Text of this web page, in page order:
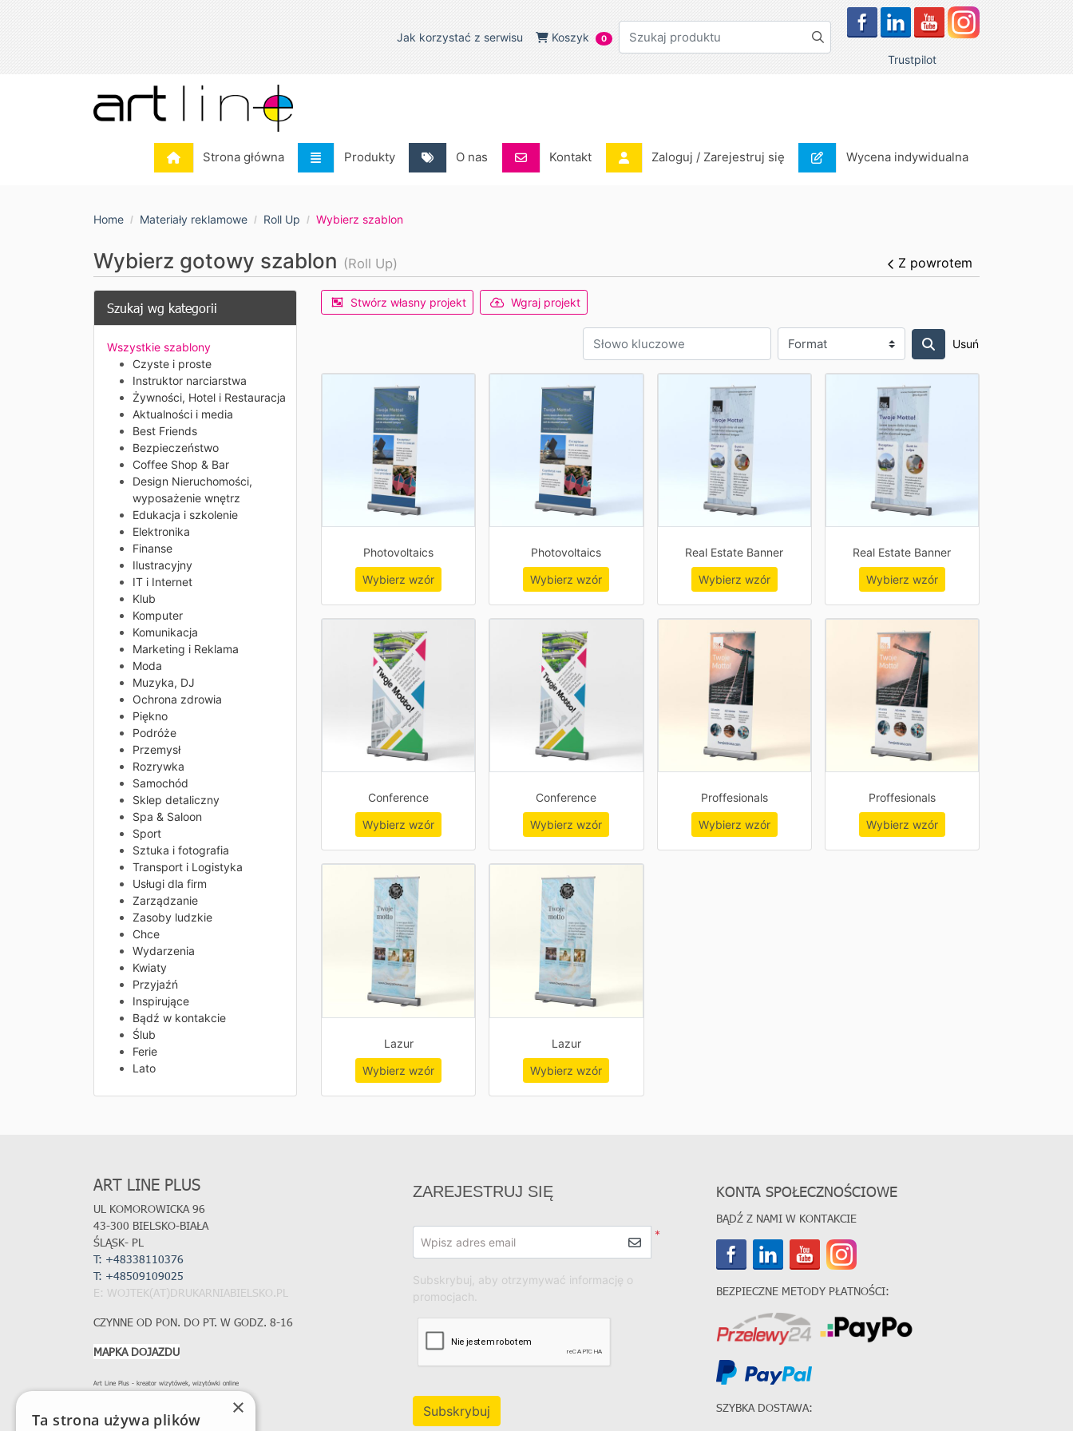
Jak korzystać z serwisu
Jak korzystać z serwisu Koszyk
Koszyk 0
Trustpilot
Strona główna
Strona główna Produkty
Produkty O nas
O nas Kontakt
Kontakt Zaloguj / Zarejestruj się
Zaloguj / Zarejestruj się Wycena indywidualna
Wycena indywidualna
Home Materiały reklamowe Roll Up Wybierz szablon
Wybierz gotowy szablon (Roll Up) Z powrotem
Szukaj wg kategorii
Wszystkie szablony
Czyste i proste
Instruktor narciarstwa
Żywności, Hotel i Restauracja
Aktualności i media
Best Friends
Bezpieczeństwo
Coffee Shop & Bar
Design Nieruchomości,
wyposażenie wnętrz
Edukacja i szkolenie
Elektronika
Finanse
Ilustracyjny
IT i Internet
Klub
Komputer
Komunikacja
Marketing i Reklama
Moda
Muzyka, DJ
Ochrona zdrowia
Piękno
Podróże
Przemysł
Rozrywka
Samochód
Sklep detaliczny
Spa & Saloon
Sport
Sztuka i fotografia
Transport i Logistyka
Usługi dla firm
Zarządzanie
Zasoby ludzkie
Chce
Wydarzenia
Kwiaty
Przyjaźń
Inspirujące
Bądź w kontakcie
Ślub
Ferie
Lato
Stwórz własny projekt Wgraj projekt
Usuń
Photovoltaics
Wybierz wzór
Photovoltaics
Wybierz wzór
Real Estate Banner
Wybierz wzór
Real Estate Banner
Wybierz wzór
Conference
Wybierz wzór
Conference
Wybierz wzór
Proffesionals
Wybierz wzór
Proffesionals
Wybierz wzór
Lazur
Wybierz wzór
Lazur
Wybierz wzór
ART LINE PLUS
UL KOMOROWICKA 96
43-300 BIELSKO-BIAŁA
ŚLĄSK- PL
T: +48338110376
T: +48509109025
E: WOJTEK(AT)DRUKARNIABIELSKO.PL
CZYNNE OD PON. DO PT. W GODZ. 8-16
MAPKA DOJAZDU
Art Line Plus - kreator wizytówek, wizytówki online
ZAREJESTRUJ SIĘ
*
Wpisz adres email
Subskrybuj, aby otrzymywać informację o
promocjach.
Subskrybuj
KONTA SPOŁECZNOŚCIOWE
BĄDŹ Z NAMI W KONTAKCIE
BEZPIECZNE METODY PŁATNOŚCI:
SZYBKA DOSTAWA:
×
Ta strona używa plików